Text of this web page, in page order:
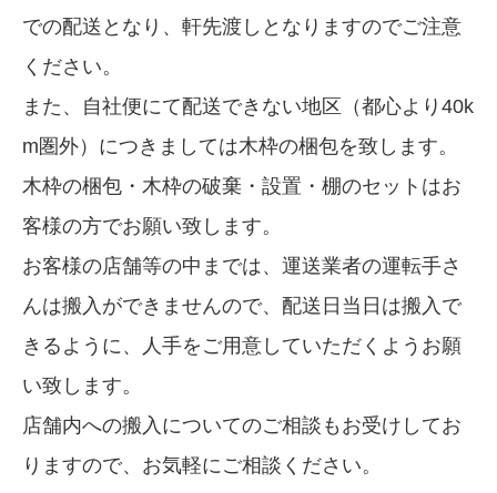
での配送となり、軒先渡しとなりますのでご注意
ください。
また、自社便にて配送できない地区（都心より40k
m圏外）につきましては木枠の梱包を致します。
木枠の梱包・木枠の破棄・設置・棚のセットはお
客様の方でお願い致します。
お客様の店舗等の中までは、運送業者の運転手さ
んは搬入ができませんので、配送日当日は搬入で
きるように、人手をご用意していただくようお願
い致します。
店舗内への搬入についてのご相談もお受けしてお
りますので、お気軽にご相談ください。